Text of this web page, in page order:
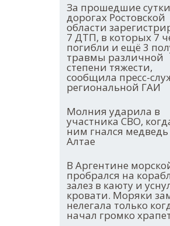
За прошедшие
дорогах Ростовской
области
7 ДТП, в которых 7
погибли и ещё 3
травмы различной
степени тяжести,
сообщила пресс-
региональной ГАИ
Молния ударила в
участника СВО,
ним гнался медведь
Алтае
В Аргентине
пробрался на
залез в каюту и
кровати. Моряки
нелегала только
начал громко